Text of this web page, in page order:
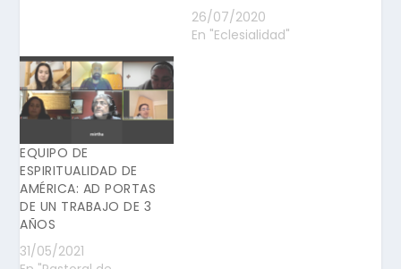
26/07/2020
En "Eclesialidad"
EQUIPO DE
ESPIRITUALIDAD DE
AMÉRICA: AD PORTAS
DE UN TRABAJO DE 3
AÑOS
31/05/2021